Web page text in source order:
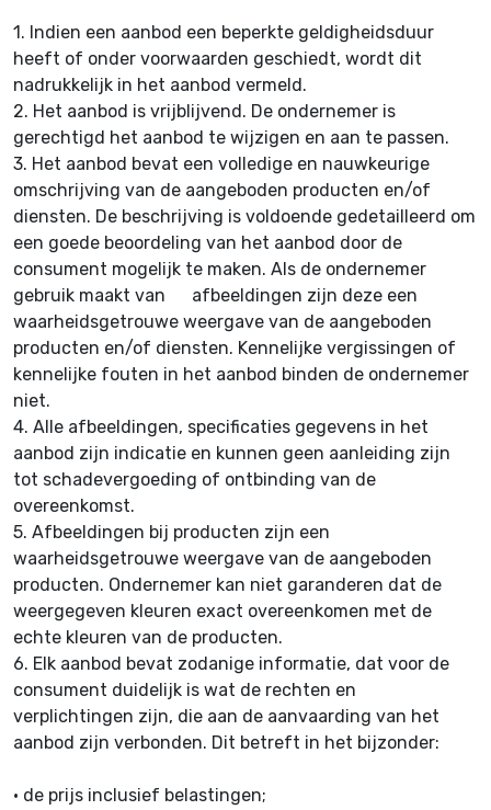
1. Indien een aanbod een beperkte geldigheidsduur
heeft of onder voorwaarden geschiedt, wordt dit
nadrukkelijk in het aanbod vermeld.
2. Het aanbod is vrijblijvend. De ondernemer is
gerechtigd het aanbod te wijzigen en aan te passen.
3. Het aanbod bevat een volledige en nauwkeurige
omschrijving van de aangeboden producten en/of
diensten. De beschrijving is voldoende gedetailleerd om
een goede beoordeling van het aanbod door de
consument mogelijk te maken. Als de ondernemer
gebruik maakt van afbeeldingen zijn deze een
waarheidsgetrouwe weergave van de aangeboden
producten en/of diensten. Kennelijke vergissingen of
kennelijke fouten in het aanbod binden de ondernemer
niet.
4. Alle afbeeldingen, specificaties gegevens in het
aanbod zijn indicatie en kunnen geen aanleiding zijn
tot schadevergoeding of ontbinding van de
overeenkomst.
5. Afbeeldingen bij producten zijn een
waarheidsgetrouwe weergave van de aangeboden
producten. Ondernemer kan niet garanderen dat de
weergegeven kleuren exact overeenkomen met de
echte kleuren van de producten.
6. Elk aanbod bevat zodanige informatie, dat voor de
consument duidelijk is wat de rechten en
verplichtingen zijn, die aan de aanvaarding van het
aanbod zijn verbonden. Dit betreft in het bijzonder:
• de prijs inclusief belastingen;